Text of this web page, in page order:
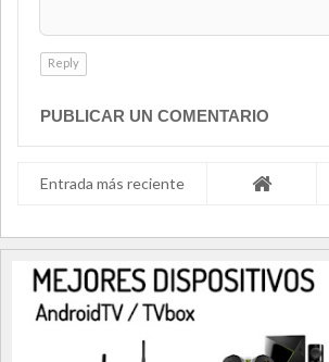
Reply
PUBLICAR UN COMENTARIO
Entrada más reciente